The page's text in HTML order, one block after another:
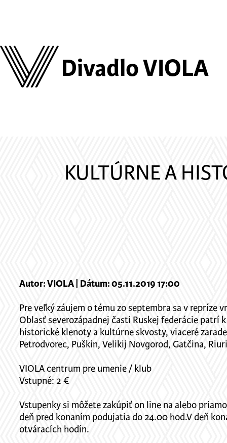
Divadlo VIOLA
KULTÚRNE A
Autor: VIOLA | Dátum: 05.11.2019 17:00
Pre veľký záujem o tému zo septembra sa v repríze
Oblasť severozápadnej časti Ruskej federácie patrí
historické klenoty a kultúrne skvosty, viaceré
Petrodvorec, Puškin, Velikij Novgorod, Gatčina,
VIOLA centrum pre umenie / klub
Vstupné: 2 €
Vstupenky si môžete zakúpiť on line na alebo
deň pred konaním podujatia do 24.00 hod.V deň
otváracích hodín.